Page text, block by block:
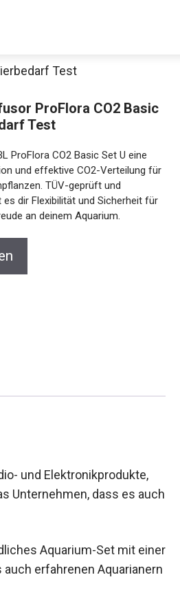
Test
ProFlora CO2 Basic
Test
ProFlora CO2 Basic Set U eine
und effektive CO2-Verteilung für
TÜV-geprüft und
es dir Flexibilität und Sicherheit für
an deinem Aquarium.
und Elektronikprodukte,
Unternehmen, dass es auch
Aquarium-Set mit einer
erfahrenen Aquarianern